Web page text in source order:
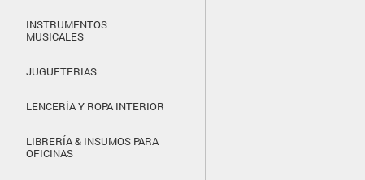
INSTRUMENTOS
MUSICALES
JUGUETERIAS
LENCERÍA Y ROPA INTERIOR
LIBRERÍA & INSUMOS PARA
OFICINAS